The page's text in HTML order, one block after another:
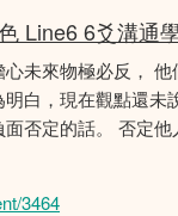
Line6 6爻溝通
未來物極必反，
白，現在觀點還未
否定的話。 否定
3464